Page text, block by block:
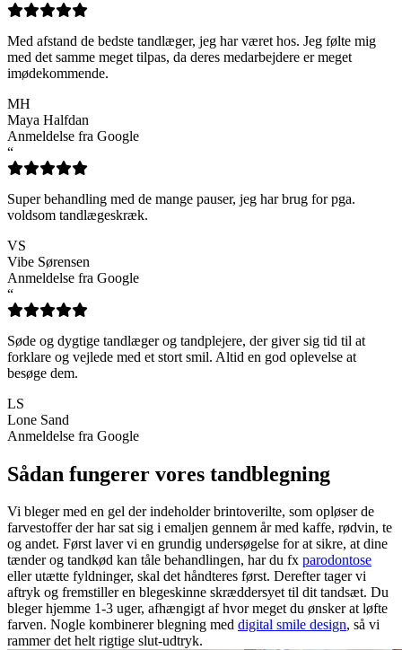
Med afstand de bedste tandlæger, jeg har været hos. Jeg følte mig
med det samme meget tilpas, da deres medarbejdere er meget
imødekommende.
MH
Maya Halfdan
Anmeldelse fra Google
“
Super behandling med de mange pauser, jeg har brug for pga.
voldsom tandlægeskræk.
VS
Vibe Sørensen
Anmeldelse fra Google
“
Søde og dygtige tandlæger og tandplejere, der giver sig tid til at
forklare og vejlede med et stort smil. Altid en god oplevelse at
besøge dem.
LS
Lone Sand
Anmeldelse fra Google
Sådan fungerer vores tandblegning
Vi bleger med en gel der indeholder brintoverilte, som opløser de
farvestoffer der har sat sig i emaljen gennem år med kaffe, rødvin, te
og andet. Først laver vi en grundig undersøgelse for at sikre, at dine
tænder og tandkød kan tåle behandlingen, har du fx parodontose
eller utætte fyldninger, skal det håndteres først. Derefter tager vi
aftryk og fremstiller en blegeskinne skræddersyet til dit tandsæt. Du
bleger hjemme 1-3 uger, afhængigt af hvor meget du ønsker at løfte
farven. Nogle kombinerer blegning med digital smile design, så vi
rammer det helt rigtige slut-udtryk.